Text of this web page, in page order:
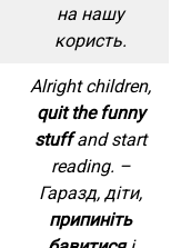
на нашу
користь.
Alright children,
quit the funny
stuffand start
reading. –
Гаразд, діти,
припиніть